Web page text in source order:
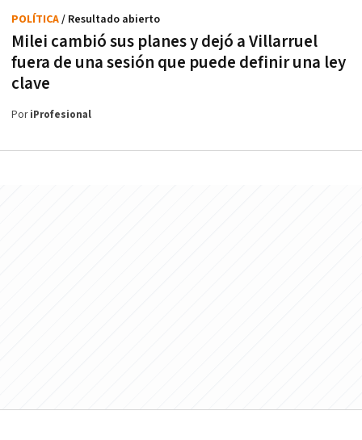
Milei cambió sus planes y dejó a Villarruel
fuera de una sesión que puede definir una ley
clave
POLÍTICA/ Resultado abierto
PoriProfesional